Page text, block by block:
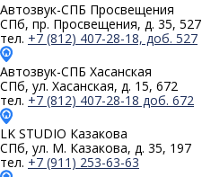
Автозвук-СПБ Просвещения
СПб, пр. Просвещения, д. 35, 527
тел. +7 (812) 407-28-18, доб. 527
Автозвук-СПБ Хасанская
СПб, ул. Хасанская, д. 15, 672
тел. +7 (812) 407-28-18 доб. 672
LK STUDIO Казакова
СПб, ул. М. Казакова, д. 35, 197
тел. +7 (911) 253-63-63